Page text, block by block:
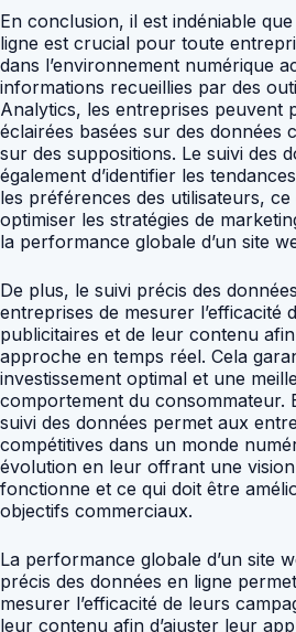
En conclusion, il est indéniable
ligne est crucial pour toute
dans l’environnement numérique
informations recueillies par des
Analytics, les entreprises peuvent
éclairées basées sur des données
sur des suppositions. Le suivi des
également d’identifier les
les préférences des utilisateurs,
optimiser les stratégies de
la performance globale d’un site
De plus, le suivi précis des
entreprises de mesurer l’efficacité
publicitaires et de leur contenu
approche en temps réel. Cela
investissement optimal et une
comportement du consommateur.
suivi des données permet aux
compétitives dans un monde
évolution en leur offrant une
fonctionne et ce qui doit être
objectifs commerciaux.
La performance globale d’un site
précis des données en ligne
mesurer l’efficacité de leurs
leur contenu afin d’ajuster leur